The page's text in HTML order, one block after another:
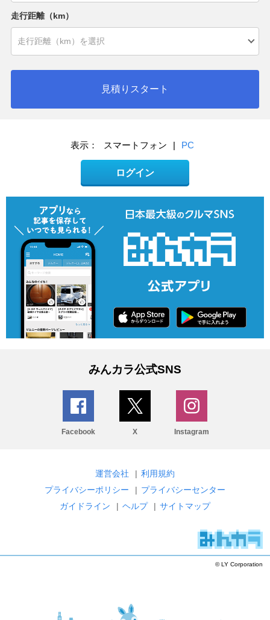
走行距離（km）
見積りスタート
表示： スマートフォン | PC
ログイン
みんカラ公式SNS
Facebook X Instagram
運営会社 | 利用規約
プライバシーポリシー
| プライバシーセンター
ガイドライン
| ヘルプ | サイトマップ
© LY Corporation